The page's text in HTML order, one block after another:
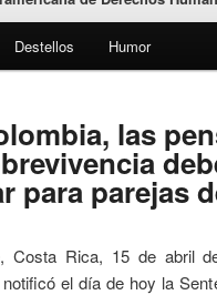
Destellos Humor
las
para parejas
Costa Rica, 15 de abril
el día de hoy la